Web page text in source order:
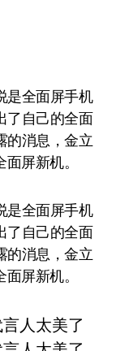
了自己的全面
的消息，金立
屏新机。
是全面屏手机
了自己的全面
的消息，金立
屏新机。